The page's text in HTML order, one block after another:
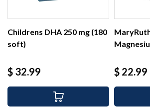
Childrens DHA 250 mg (180
soft)
Precio
$ 32.99 Precio
$ 22.99